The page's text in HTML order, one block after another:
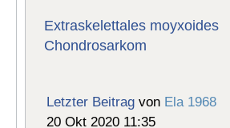
Extraskelettales moyxoides
Chondrosarkom
Letzter Beitrag von Ela 1968
20 Okt 2020 11:35